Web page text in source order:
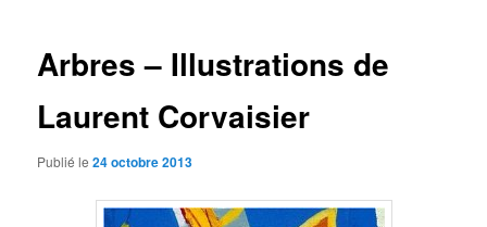
Arbres – Illustrations de
Laurent Corvaisier
Publié le24 octobre 2013